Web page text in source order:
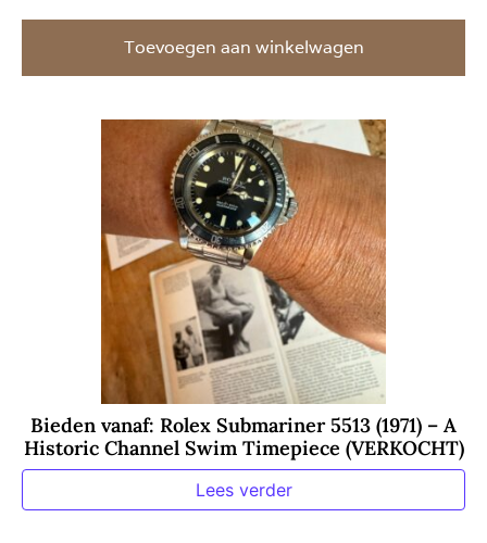
Toevoegen aan winkelwagen
Bieden vanaf: Rolex Submariner 5513 (1971) – A
Historic Channel Swim Timepiece (VERKOCHT)
Lees verder